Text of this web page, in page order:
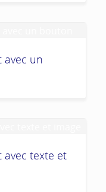
avec un
avec texte et